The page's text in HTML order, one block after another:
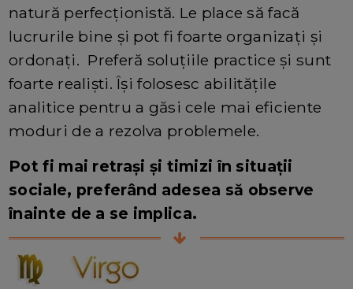
natură perfecționistă. Le place să facă
lucrurile bine și pot fi foarte organizați și
ordonați. Preferă soluțiile practice și sunt
foarte realiști. Își folosesc abilitățile
analitice pentru a găsi cele mai eficiente
moduri de a rezolva problemele.
Pot fi mai retrași și timizi în situații
sociale, preferând adesea să observe
înainte de a se implica.